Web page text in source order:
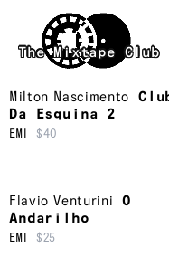
Skip to main content
The Mixtape Club
Milton Nascimento
Da Esquina 2
EMI $40
Flavio Venturini
O
Andarilho
EMI $25